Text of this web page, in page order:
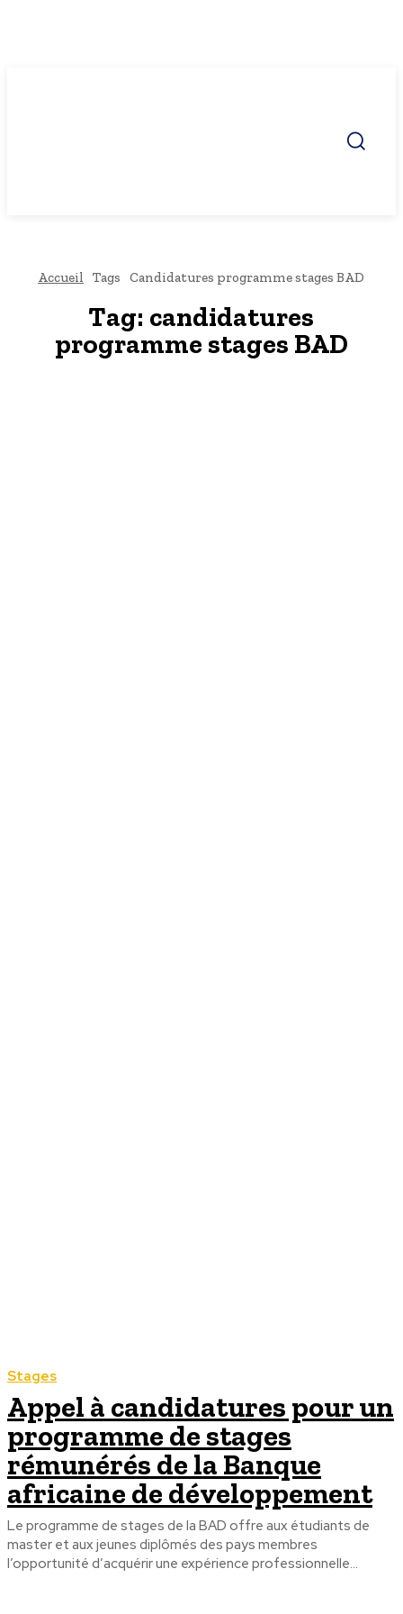
Accueil Tags Candidatures programme stages BAD
Tag: candidatures
programme stages BAD
Stages
Appel à candidatures pour un
programme de stages
rémunérés de la Banque
africaine de développement
Le programme de stages de la BAD offre aux étudiants de
master et aux jeunes diplômés des pays membres
l’opportunité d’acquérir une expérience professionnelle...